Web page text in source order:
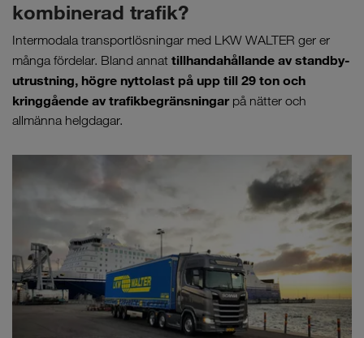
kombinerad trafik?
Intermodala transportlösningar med LKW WALTER ger er
många fördelar. Bland annat tillhandahållande av standby-
utrustning, högre nyttolast på upp till 29 ton och
kringgående av trafikbegränsningarpå nätter och
allmänna helgdagar.